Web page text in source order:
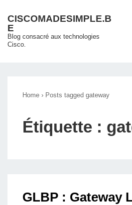
passer
au
contenu
CISCOMADESIMPLE.B
E
Blog consacré aux technologies
Cisco.
Home › Posts tagged gateway
Étiquette :
GLBP : Gateway